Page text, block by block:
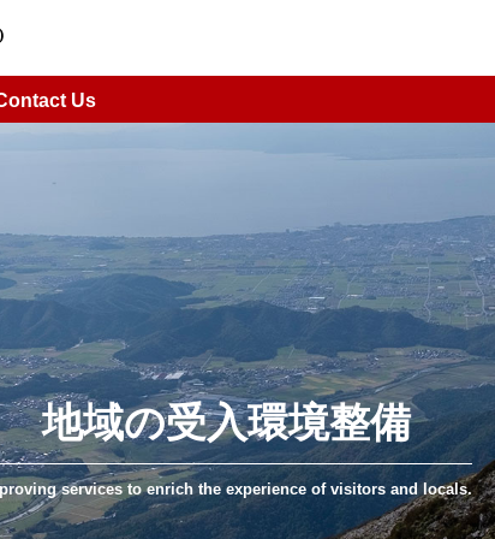
Us
近江の未来を創るDMO
Always in motion for the destination's future.
美食都市推進プロジェク
a direct connection to the region through gastronomy.
地域の受入環境整備
services to enrich the experience of visitors and locals.
ンテンツ開発・磨き上げ
Creating memorable and unique experiences.
着地型旅行の企画・催行
opportunity for cultural exchange between visitors and locals.
報発信・プロモーション
Promoting Omi as an attractive travel destination.